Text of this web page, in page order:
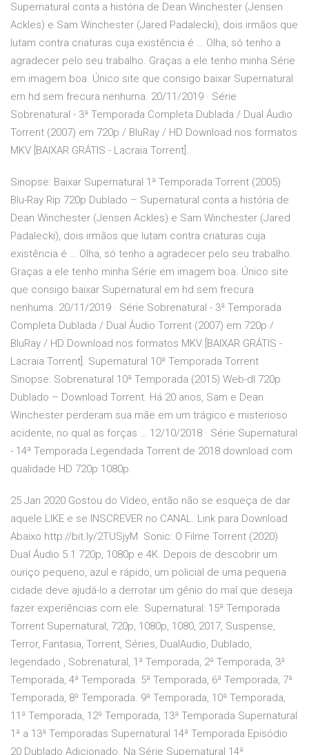
Supernatural conta a história de Dean Winchester (Jensen
Ackles) e Sam Winchester (Jared Padalecki), dois irmãos que
lutam contra criaturas cuja existência é … Olha, só tenho a
agradecer pelo seu trabalho. Graças a ele tenho minha Série
em imagem boa. Único site que consigo baixar Supernatural
em hd sem frecura nenhuma. 20/11/2019 · Série
Sobrenatural - 3ª Temporada Completa Dublada / Dual Áudio
Torrent (2007) em 720p / BluRay / HD Download nos formatos
MKV [BAIXAR GRÁTIS - Lacraia Torrent].
Sinopse: Baixar Supernatural 1ª Temporada Torrent (2005)
Blu-Ray Rip 720p Dublado – Supernatural conta a história de
Dean Winchester (Jensen Ackles) e Sam Winchester (Jared
Padalecki), dois irmãos que lutam contra criaturas cuja
existência é … Olha, só tenho a agradecer pelo seu trabalho.
Graças a ele tenho minha Série em imagem boa. Único site
que consigo baixar Supernatural em hd sem frecura
nenhuma. 20/11/2019 · Série Sobrenatural - 3ª Temporada
Completa Dublada / Dual Áudio Torrent (2007) em 720p /
BluRay / HD Download nos formatos MKV [BAIXAR GRÁTIS -
Lacraia Torrent]. Supernatural 10ª Temporada Torrent
Sinopse: Sobrenatural 10ª Temporada (2015) Web-dl 720p
Dublado – Download Torrent. Há 20 anos, Sam e Dean
Winchester perderam sua mãe em um trágico e misterioso
acidente, no qual as forças … 12/10/2018 · Série Supernatural
- 14ª Temporada Legendada Torrent de 2018 download com
qualidade HD 720p 1080p.
25 Jan 2020 Gostou do Vídeo, então não se esqueça de dar
aquele LIKE e se INSCREVER no CANAL. Link para Download
Abaixo http://bit.ly/2TUSjyM Sonic: O Filme Torrent (2020)
Dual Áudio 5.1 720p, 1080p e 4K. Depois de descobrir um
ouriço pequeno, azul e rápido, um policial de uma pequena
cidade deve ajudá-lo a derrotar um gênio do mal que deseja
fazer experiências com ele. Supernatural: 15ª Temporada
Torrent Supernatural, 720p, 1080p, 1080, 2017, Suspense,
Terror, Fantasia, Torrent, Séries, DualAudio, Dublado,
legendado , Sobrenatural, 1ª Temporada, 2ª Temporada, 3ª
Temporada, 4ª Temporada. 5ª Temporada, 6ª Temporada, 7ª
Temporada, 8ª Temporada. 9ª Temporada, 10ª Temporada,
11ª Temporada, 12ª Temporada, 13ª Temporada Supernatural
1ª a 13ª Temporadas Supernatural 14ª Temporada Episódio
20 Dublado Adicionado. Na Série Supernatural 14ª